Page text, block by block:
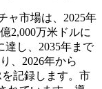
ャ市場は、2025年
2,000万米ドルに
達し、2035年まで
、2026年から
を記録します。市